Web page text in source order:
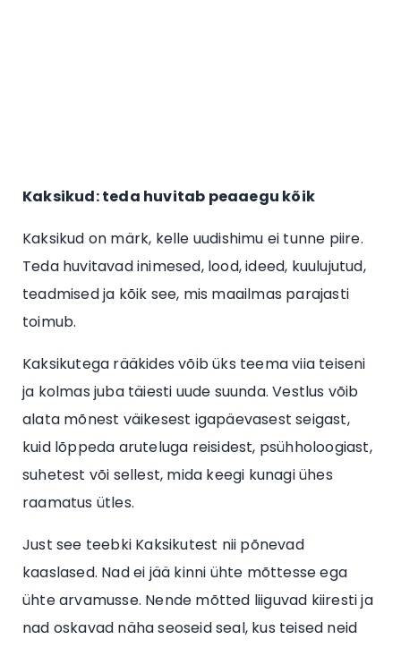
Kaksikud: teda huvitab peaaegu kõik
Kaksikud on märk, kelle uudishimu ei tunne piire.
Teda huvitavad inimesed, lood, ideed, kuulujutud,
teadmised ja kõik see, mis maailmas parajasti
toimub.
Kaksikutega rääkides võib üks teema viia teiseni
ja kolmas juba täiesti uude suunda. Vestlus võib
alata mõnest väikesest igapäevasest seigast,
kuid lõppeda aruteluga reisidest, psühholoogiast,
suhetest või sellest, mida keegi kunagi ühes
raamatus ütles.
Just see teebki Kaksikutest nii põnevad
kaaslased. Nad ei jää kinni ühte mõttesse ega
ühte arvamusse. Nende mõtted liiguvad kiiresti ja
nad oskavad näha seoseid seal, kus teised neid